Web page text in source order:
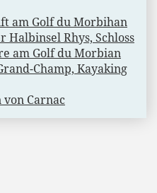
am Golf du Morbihan
Rhys, Schloss
am Golf du Morbian
Champ, Kayaking
von Carnac